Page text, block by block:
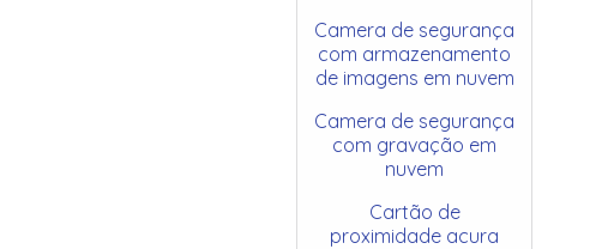
Camera de segurança
com armazenamento
de imagens em nuvem
Camera de segurança
com gravação em
nuvem
Cartão de
proximidade acura